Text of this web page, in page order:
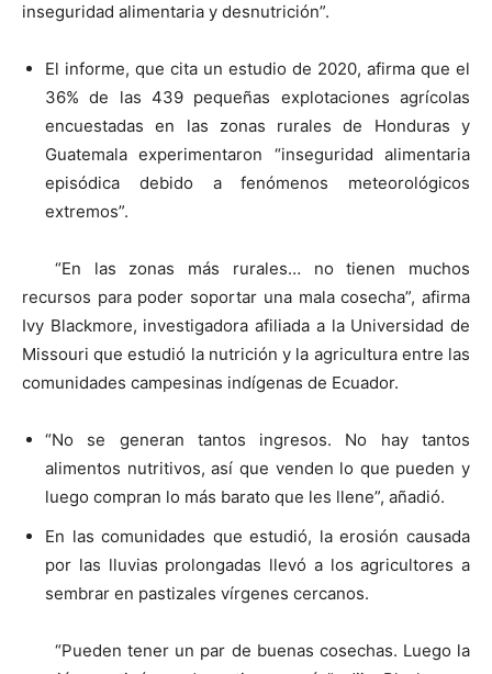
inseguridad alimentaria y desnutrición”.
El informe, que cita un estudio de 2020, afirma que el
36% de las 439 pequeñas explotaciones agrícolas
encuestadas en las zonas rurales de Honduras y
Guatemala experimentaron “inseguridad alimentaria
episódica debido a fenómenos meteorológicos
extremos”.
“En las zonas más rurales… no tienen muchos
recursos para poder soportar una mala cosecha”, afirma
Ivy Blackmore, investigadora afiliada a la Universidad de
Missouri que estudió la nutrición y la agricultura entre las
comunidades campesinas indígenas de Ecuador.
“No se generan tantos ingresos. No hay tantos
alimentos nutritivos, así que venden lo que pueden y
luego compran lo más barato que les llene”, añadió.
En las comunidades que estudió, la erosión causada
por las lluvias prolongadas llevó a los agricultores a
sembrar en pastizales vírgenes cercanos.
“Pueden tener un par de buenas cosechas. Luego la